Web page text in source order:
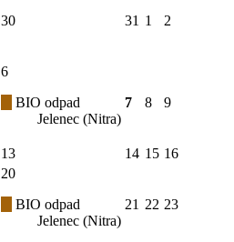
30 31 1 2
6
BIO odpad
Jelenec (Nitra)
7 8 9
13 14 15 16
20
BIO odpad
Jelenec (Nitra)
21 22 23